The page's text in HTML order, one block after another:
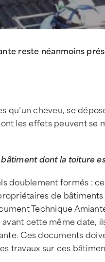
reste néanmoins
qu’un cheveu, se
les effets peuvent se
dont la toiture
doublement formés :
de
Technique
cette même date,
Ces documents
travaux sur ces